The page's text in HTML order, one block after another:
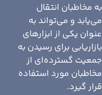
به مخاطبان انتقال
می‌یابد و می‌تواند به
عنوان یکی از ابزارهای
بازاریابی برای رسیدن به
جمعیت گسترده‌ای از
مخاطبان مورد استفاده
قرار گیرد.